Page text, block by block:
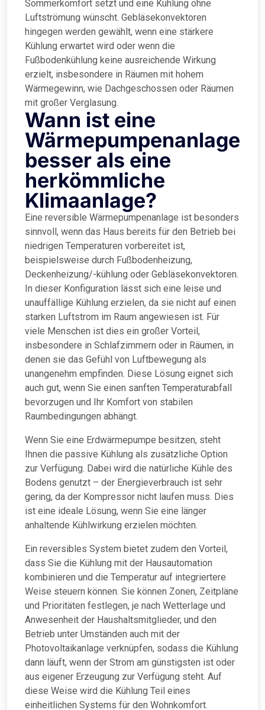
Sommerkomfort setzt und eine Kühlung ohne
Luftströmung wünscht. Gebläsekonvektoren
hingegen werden gewählt, wenn eine stärkere
Kühlung erwartet wird oder wenn die
Fußbodenkühlung keine ausreichende Wirkung
erzielt, insbesondere in Räumen mit hohem
Wärmegewinn, wie Dachgeschossen oder Räumen
mit großer Verglasung.
Wann ist eine
Wärmepumpenanlage
besser als eine
herkömmliche
Klimaanlage?
Eine reversible Wärmepumpenanlage ist besonders
sinnvoll, wenn das Haus bereits für den Betrieb bei
niedrigen Temperaturen vorbereitet ist,
beispielsweise durch Fußbodenheizung,
Deckenheizung/-kühlung oder Gebläsekonvektoren.
In dieser Konfiguration lässt sich eine leise und
unauffällige Kühlung erzielen, da sie nicht auf einen
starken Luftstrom im Raum angewiesen ist. Für
viele Menschen ist dies ein großer Vorteil,
insbesondere in Schlafzimmern oder in Räumen, in
denen sie das Gefühl von Luftbewegung als
unangenehm empfinden. Diese Lösung eignet sich
auch gut, wenn Sie einen sanften Temperaturabfall
bevorzugen und Ihr Komfort von stabilen
Raumbedingungen abhängt.
Wenn Sie eine Erdwärmepumpe besitzen, steht
Ihnen die passive Kühlung als zusätzliche Option
zur Verfügung. Dabei wird die natürliche Kühle des
Bodens genutzt – der Energieverbrauch ist sehr
gering, da der Kompressor nicht laufen muss. Dies
ist eine ideale Lösung, wenn Sie eine länger
anhaltende Kühlwirkung erzielen möchten.
Ein reversibles System bietet zudem den Vorteil,
dass Sie die Kühlung mit der Hausautomation
kombinieren und die Temperatur auf integriertere
Weise steuern können. Sie können Zonen, Zeitpläne
und Prioritäten festlegen, je nach Wetterlage und
Anwesenheit der Haushaltsmitglieder, und den
Betrieb unter Umständen auch mit der
Photovoltaikanlage verknüpfen, sodass die Kühlung
dann läuft, wenn der Strom am günstigsten ist oder
aus eigener Erzeugung zur Verfügung steht. Auf
diese Weise wird die Kühlung Teil eines
einheitlichen Systems für den Wohnkomfort.